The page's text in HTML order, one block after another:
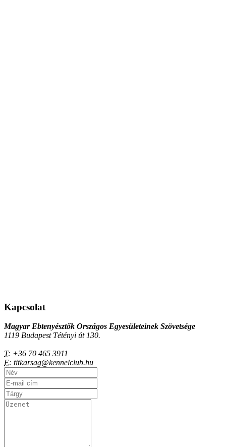
Kapcsolat
Magyar Ebtenyésztők Országos Egyesületeinek Szövetsége
1119 Budapest Tétényi út 130.
T: +36 70 465 3911
E: titkarsag@kennelclub.hu